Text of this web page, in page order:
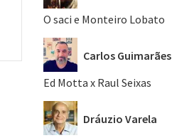
O saci e Monteiro Lobato
Carlos Guimarães
Ed Motta x Raul Seixas
Dráuzio Varela